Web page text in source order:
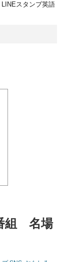
スタンプ英語
組 名場